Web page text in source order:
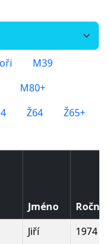
M39
M80+
Ž64
Ž65+
Jméno
Ročník
Jiří 1974